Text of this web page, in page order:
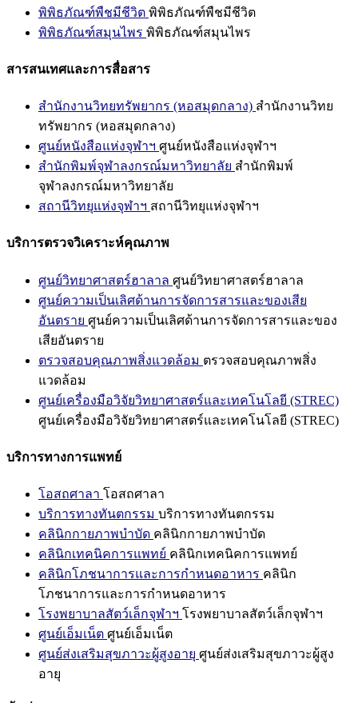
พิพิธภัณฑ์พืชมีชีวิต พิพิธภัณฑ์พืชมีชีวิต
พิพิธภัณฑ์สมุนไพร พิพิธภัณฑ์สมุนไพร
สารสนเทศและการสื่อสาร
สำนักงานวิทยทรัพยากร (หอสมุดกลาง) สำนักงานวิทย
ทรัพยากร (หอสมุดกลาง)
ศูนย์หนังสือแห่งจุฬาฯ ศูนย์หนังสือแห่งจุฬาฯ
สำนักพิมพ์จุฬาลงกรณ์มหาวิทยาลัย สำนักพิมพ์
จุฬาลงกรณ์มหาวิทยาลัย
สถานีวิทยุแห่งจุฬาฯ สถานีวิทยุแห่งจุฬาฯ
บริการตรวจวิเคราะห์คุณภาพ
ศูนย์วิทยาศาสตร์ฮาลาล ศูนย์วิทยาศาสตร์ฮาลาล
ศูนย์ความเป็นเลิศด้านการจัดการสารและของเสีย
อันตราย ศูนย์ความเป็นเลิศด้านการจัดการสารและของ
เสียอันตราย
ตรวจสอบคุณภาพสิ่งแวดล้อม ตรวจสอบคุณภาพสิ่ง
แวดล้อม
ศูนย์เครื่องมือวิจัยวิทยาศาสตร์และเทคโนโลยี (STREC)
ศูนย์เครื่องมือวิจัยวิทยาศาสตร์และเทคโนโลยี (STREC)
บริการทางการแพทย์
โอสถศาลา โอสถศาลา
บริการทางทันตกรรม บริการทางทันตกรรม
คลินิกกายภาพบำบัด คลินิกกายภาพบำบัด
คลินิกเทคนิคการแพทย์ คลินิกเทคนิคการแพทย์
คลินิกโภชนาการและการกำหนดอาหาร คลินิก
โภชนาการและการกำหนดอาหาร
โรงพยาบาลสัตว์เล็กจุฬาฯ โรงพยาบาลสัตว์เล็กจุฬาฯ
ศูนย์เอ็มเน็ต ศูนย์เอ็มเน็ต
ศูนย์ส่งเสริมสุขภาวะผู้สูงอายุ ศูนย์ส่งเสริมสุขภาวะผู้สูง
อายุ